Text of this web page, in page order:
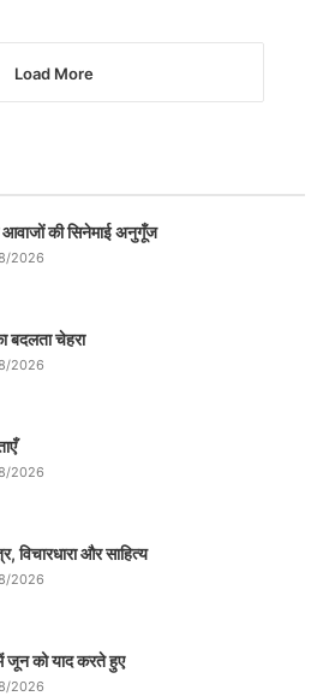
Load More
की सिनेमाई अनुगूँज
2026
बदलता चेहरा
2026
2026
विचारधारा और साहित्य
2026
जून को याद करते हुए
2026